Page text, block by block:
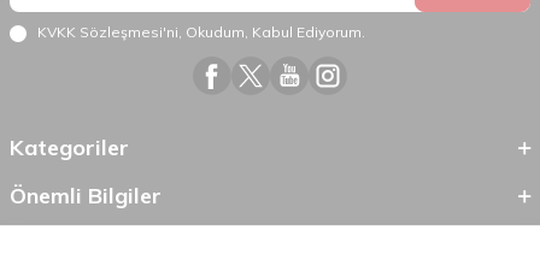
KVKK Sözleşmesi'ni, Okudum, Kabul Ediyorum.
Kategoriler
Önemli Bilgiler